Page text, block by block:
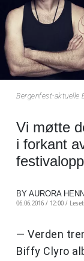
Bergenfest-aktuelle
Vi møtte
i forkant
BY AURORA
06.06.2016 / 12:00 /
— Verden
Biffy Clyro